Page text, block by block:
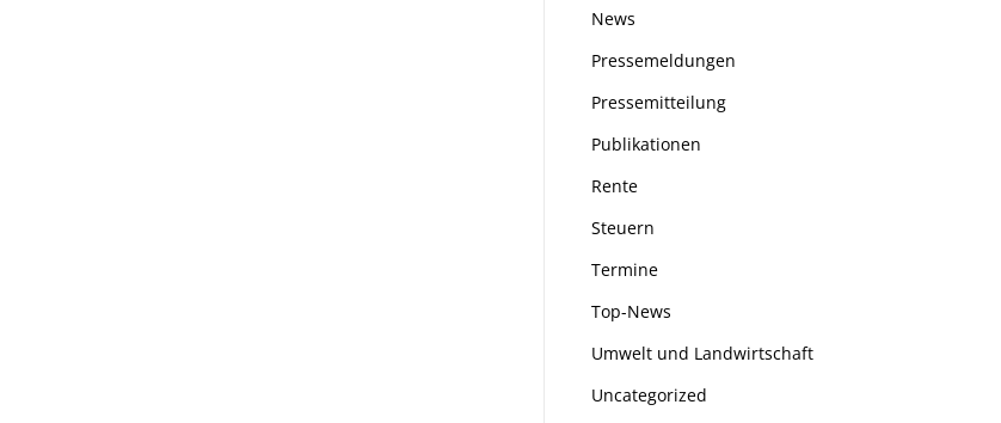
News
Pressemeldungen
Pressemitteilung
Publikationen
Rente
Steuern
Termine
Top-News
Umwelt und Landwirtschaft
Uncategorized